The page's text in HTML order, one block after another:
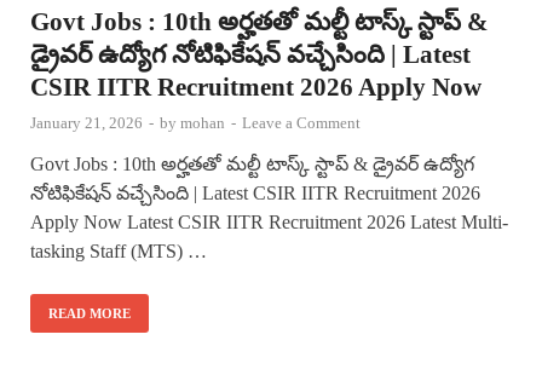
Govt Jobs : 10th అర్హతతో మల్టీ టాస్క్ స్టాప్ &
డ్రైవర్ ఉద్యోగ నోటిఫికేషన్ వచ్చేసింది | Latest
CSIR IITR Recruitment 2026 Apply Now
January 21, 2026 - by mohan - Leave a Comment
Govt Jobs : 10th అర్హతతో మల్టీ టాస్క్ స్టాప్ & డ్రైవర్ ఉద్యోగ
నోటిఫికేషన్ వచ్చేసింది | Latest CSIR IITR Recruitment 2026
Apply Now Latest CSIR IITR Recruitment 2026 Latest Multi-
tasking Staff (MTS) …
READ MORE